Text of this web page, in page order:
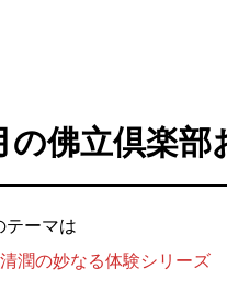
の佛立倶楽部
テーマは
潤の妙なる体験シリーズ